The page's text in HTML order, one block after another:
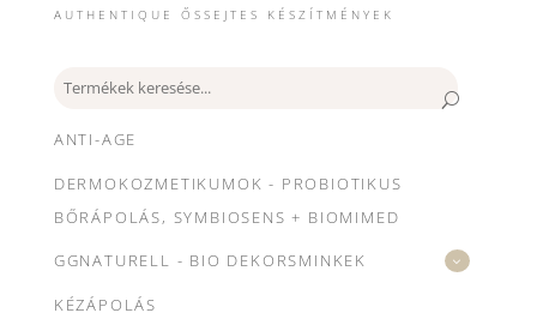
AUTHENTIQUE ŐSSEJTES KÉSZÍTMÉNYEK
Keresés
ANTI-AGE
DERMOKOZMETIKUMOK - PROBIOTIKUS
BŐRÁPOLÁS, SYMBIOSENS + BIOMIMED
GGNATURELL - BIO DEKORSMINKEK
KÉZÁPOLÁS